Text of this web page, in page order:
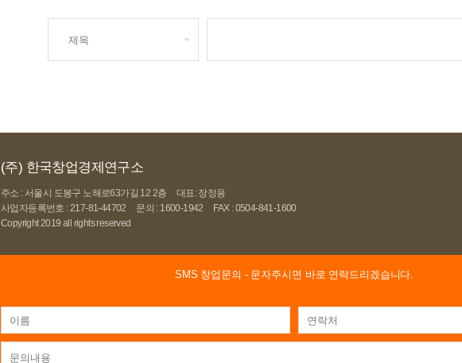
(주) 한국창업경제연구소
주소 : 서울시 도봉구 노해로63가길 12 2층
대표: 장정용
사업자등록번호 : 217-81-44702
문의 : 1600-1942
FAX : 0504-841-1600
Copyright 2019 all rights reserved
SMS 창업문의 - 문자주시면 바로 연락드리겠습니다.